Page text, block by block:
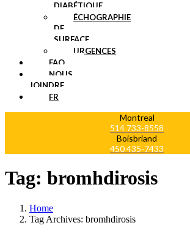
DIABÉTIQUE
ÉCHOGRAPHIE
DE
SURFACE
URGENCES
FAQ
NOUS
JOINDRE
FR
Montreal
514 733-8558
Boisbriand
450 435-7433
Tag: bromhdirosis
Home
Tag Archives: bromhdirosis